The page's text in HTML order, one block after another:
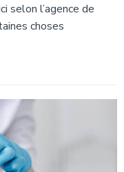
selon l’agence de
choses